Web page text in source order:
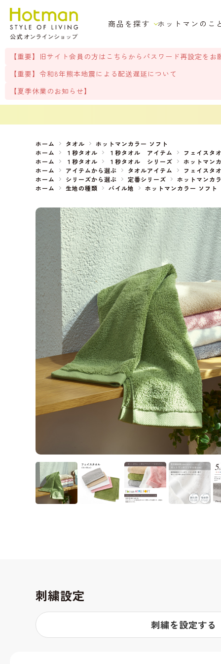
商品を探す ホットマンのこ
【重要】旧サイト会員の方はこちらからパスワード再設定をお
【重要】令和8年熊本地震による配送遅延について
【夏季休業のお知らせ】
ホーム タオル
ホットマンカラー ソフト
ホーム
１秒タオル １秒タオル アイテム フェイスタ
ホーム
１秒タオル １秒タオル シリーズ ホットマン
ホーム
アイテムから選ぶ タオルアイテム フェイスタ
ホーム
シリーズから選ぶ 定番シリーズ ホットマンカ
ホーム
生地の種類 パイル地 ホットマンカラー ソフト
刺繍設定
刺繍を設定する